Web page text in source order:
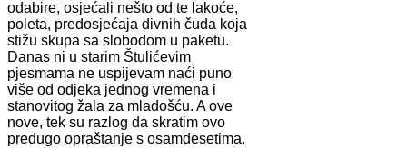
odabire, osjećali nešto od te lakoće,
poleta, predosjećaja divnih čuda koja
stižu skupa sa slobodom u paketu.
Danas ni u starim Štulićevim
pjesmama ne uspijevam naći puno
više od odjeka jednog vremena i
stanovitog žala za mladošću. A ove
nove, tek su razlog da skratim ovo
predugo opraštanje s osamdesetima.